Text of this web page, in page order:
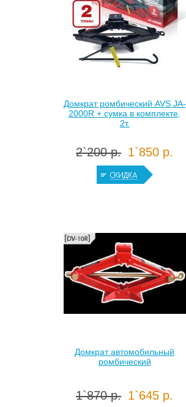
Домкрат ромбический AVS JA-
2000R + сумка в комплекте,
2т.
2`200 р. 1`850 р.
Домкрат автомобильный
ромбический
1`870 р. 1`645 р.